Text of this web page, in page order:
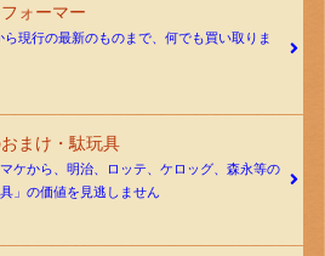
ォーマー
ら現行の最新のものまで、何でも買い取りま
まけ・駄玩具
ケから、明治、ロッテ、ケロッグ、森永等の
」の価値を見逃しません